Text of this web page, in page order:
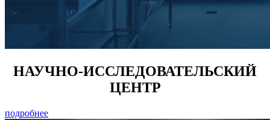
НАУЧНО-ИССЛЕДОВАТЕЛЬСКИЙ
ЦЕНТР
подробнее